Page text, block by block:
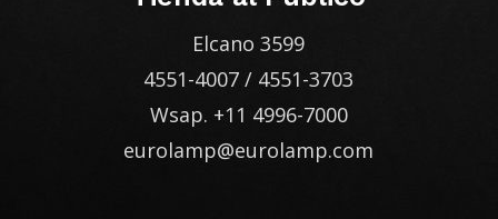
Elcano 3599
4551-4007 / 4551-3703
Wsap. +11 4996-7000
eurolamp@eurolamp.com